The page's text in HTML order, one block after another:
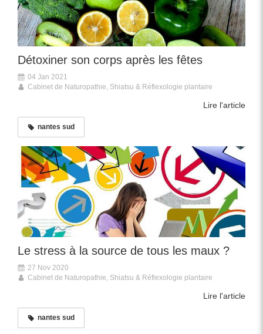
Détoxiner son corps après les fêtes
04 Jan 2021
Cabinet de Naturopathie, Shiatsu & Réflexologie plantaire
Lire l'article
nantes sud
Le stress à la source de tous les maux ?
27 Nov 2020
Cabinet de Naturopathie, Shiatsu & Réflexologie plantaire
Lire l'article
nantes sud